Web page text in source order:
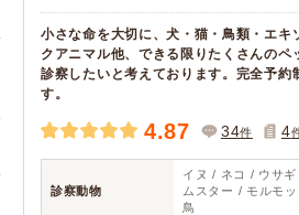
小さな命を大切に、犬・猫・鳥類・エキ
クアニマル他、できる限りたくさんのペ
診察したいと考えております。完全予約
す。
4.87 34件 4
診察動物
イヌ / ネコ / ウサギ
ムスター / モルモ
鳥